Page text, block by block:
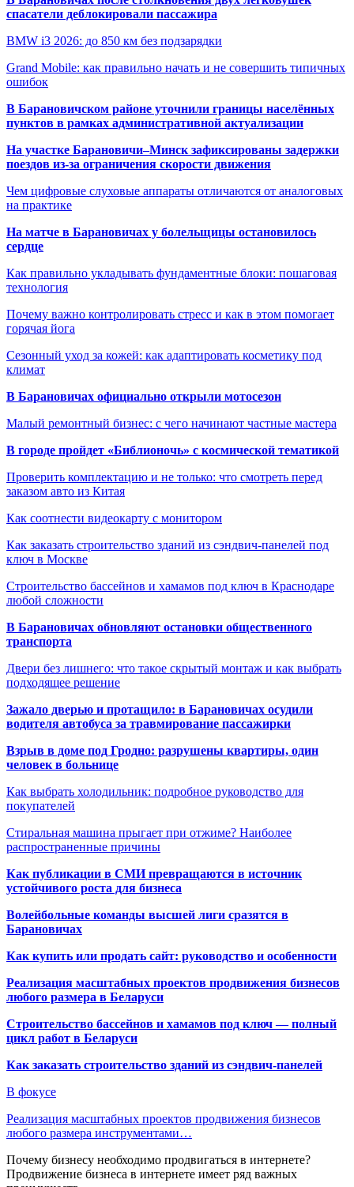
спасатели деблокировали пассажира
BMW i3 2026: до 850 км без подзарядки
Grand Mobile: как правильно начать и не совершить типичных
ошибок
В Барановичском районе уточнили границы населённых
пунктов в рамках административной актуализации
На участке Барановичи–Минск зафиксированы задержки
поездов из-за ограничения скорости движения
Чем цифровые слуховые аппараты отличаются от аналоговых
на практике
На матче в Барановичах у болельщицы остановилось
сердце
Как правильно укладывать фундаментные блоки: пошаговая
технология
Почему важно контролировать стресс и как в этом помогает
горячая йога
Сезонный уход за кожей: как адаптировать косметику под
климат
В Барановичах официально открыли мотосезон
Малый ремонтный бизнес: с чего начинают частные мастера
В городе пройдет «Библионочь» с космической тематикой
Проверить комплектацию и не только: что смотреть перед
заказом авто из Китая
Как соотнести видеокарту с монитором
Как заказать строительство зданий из сэндвич-панелей под
ключ в Москве
Строительство бассейнов и хамамов под ключ в Краснодаре
любой сложности
В Барановичах обновляют остановки общественного
транспорта
Двери без лишнего: что такое скрытый монтаж и как выбрать
подходящее решение
Зажало дверью и протащило: в Барановичах осудили
водителя автобуса за травмирование пассажирки
Взрыв в доме под Гродно: разрушены квартиры, один
человек в больнице
Как выбрать холодильник: подробное руководство для
покупателей
Стиральная машина прыгает при отжиме? Наиболее
распространенные причины
Как публикации в СМИ превращаются в источник
устойчивого роста для бизнеса
Волейбольные команды высшей лиги сразятся в
Барановичах
Как купить или продать сайт: руководство и особенности
Реализация масштабных проектов продвижения бизнесов
любого размера в Беларуси
Строительство бассейнов и хамамов под ключ — полный
цикл работ в Беларуси
Как заказать строительство зданий из сэндвич-панелей
В фокусе
Реализация масштабных проектов продвижения бизнесов
любого размера инструментами…
Почему бизнесу необходимо продвигаться в интернете?
Продвижение бизнеса в интернете имеет ряд важных